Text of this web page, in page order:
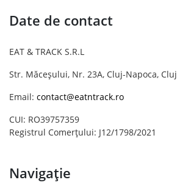
Date de contact
EAT & TRACK S.R.L
Str. Măceșului, Nr. 23A, Cluj-Napoca, Cluj
Email: contact@eatntrack.ro
CUI: RO39757359
Registrul Comerțului: J12/1798/2021
Navigație